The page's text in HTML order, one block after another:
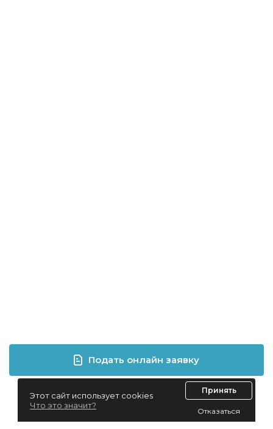
Этот сайт использует cookies
Что это значит?
Принять
Отказаться
Подать онлайн заявку